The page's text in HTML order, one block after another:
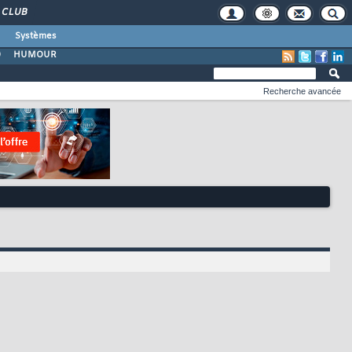
CLUB
Systèmes
HUMOUR
Recherche avancée